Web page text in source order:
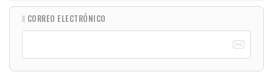
CORREO ELECTRÓNICO